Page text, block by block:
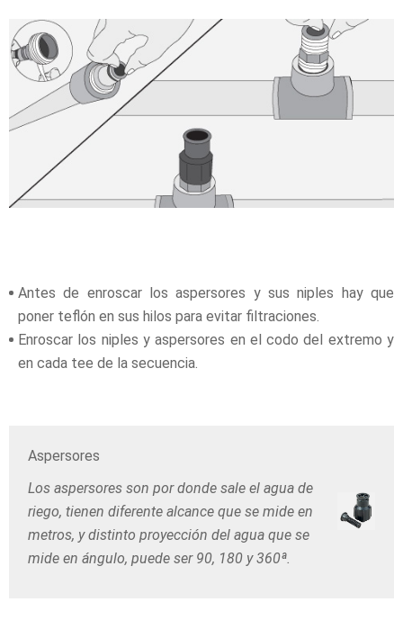
Antes de enroscar los aspersores y sus niples hay que
poner teflón en sus hilos para evitar filtraciones.
Enroscar los niples y aspersores en el codo del extremo y
en cada tee de la secuencia.
Aspersores
Los aspersores son por donde sale el agua de
riego, tienen diferente alcance que se mide en
metros, y distinto proyección del agua que se
mide en ángulo, puede ser 90, 180 y 360ª.